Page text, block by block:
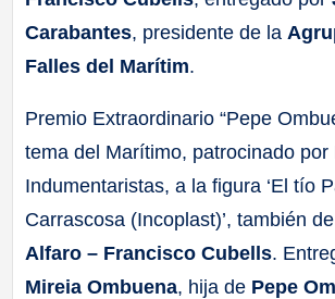
Carabantes, presidente de la
Falles del Marítim.
Premio Extraordinario “Pepe
tema del Marítimo, patrocinado por
Indumentaristas, a la figura ‘El tío
Carrascosa (Incoplast)’, también de
Alfaro – Francisco Cubells.
Mireia Ombuena, hija de Pepe